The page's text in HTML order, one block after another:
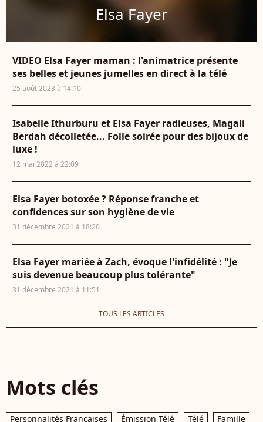
Elsa Fayer
VIDEO Elsa Fayer maman : l'animatrice présente
ses belles et jeunes jumelles en direct à la télé
25 août 2023 à 14:10
Isabelle Ithurburu et Elsa Fayer radieuses, Magali
Berdah décolletée... Folle soirée pour des bijoux de
luxe !
12 mai 2022 à 22:09
Elsa Fayer botoxée ? Réponse franche et
confidences sur son hygiène de vie
31 décembre 2021 à 18:20
Elsa Fayer mariée à Zach, évoque l'infidélité : "Je
suis devenue beaucoup plus tolérante"
31 décembre 2021 à 11:51
TOUS LES ARTICLES
Mots clés
Personnalités Françaises Émission Télé Télé
Famille